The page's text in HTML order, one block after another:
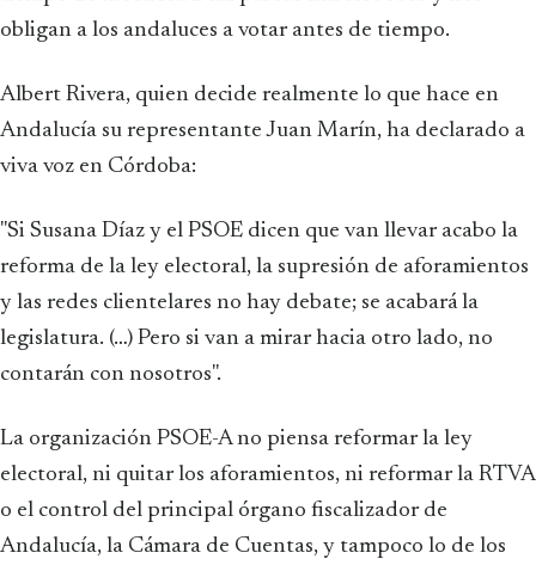
obligan a los andaluces a votar antes de tiempo.
Albert Rivera, quien decide realmente lo que hace en
Andalucía su representante Juan Marín, ha declarado a
viva voz en Córdoba:
"Si Susana Díaz y el PSOE dicen que van llevar acabo la
reforma de la ley electoral, la supresión de aforamientos
y las redes clientelares no hay debate; se acabará la
legislatura. (…) Pero si van a mirar hacia otro lado, no
contarán con nosotros".
La organización PSOE-A no piensa reformar la ley
electoral, ni quitar los aforamientos, ni reformar la RTVA
o el control del principal órgano fiscalizador de
Andalucía, la Cámara de Cuentas, y tampoco lo de los